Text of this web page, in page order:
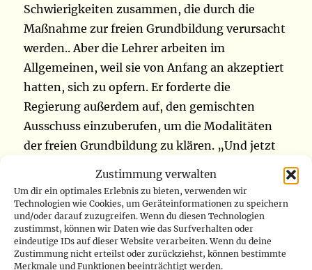
Zustimmung verwalten
Um dir ein optimales Erlebnis zu bieten, verwenden wir
Technologien wie Cookies, um Geräteinformationen zu speichern
und/oder darauf zuzugreifen. Wenn du diesen Technologien
zustimmst, können wir Daten wie das Surfverhalten oder
eindeutige IDs auf dieser Website verarbeiten. Wenn du deine
Zustimmung nicht erteilst oder zurückziehst, können bestimmte
Merkmale und Funktionen beeinträchtigt werden.
Schwierigkeiten zusammen, die durch die
Maßnahme zur freien Grundbildung verursacht
werden.. Aber die Lehrer arbeiten im
Allgemeinen, weil sie von Anfang an akzeptiert
hatten, sich zu opfern. Er forderte die
Regierung außerdem auf, den gemischten
Ausschuss einzuberufen, um die Modalitäten
der freien Grundbildung zu klären. „Und jetzt
Kommission einzuberufen. Wir waren am 28.
auf der Generalversammlung und haben
erklärt, dass freie Bildung auch die Kinder von
Lehrern betrifft „, fuhr er fort. Alle Eltern
wissen, dass der Zugang zu Bildung ein